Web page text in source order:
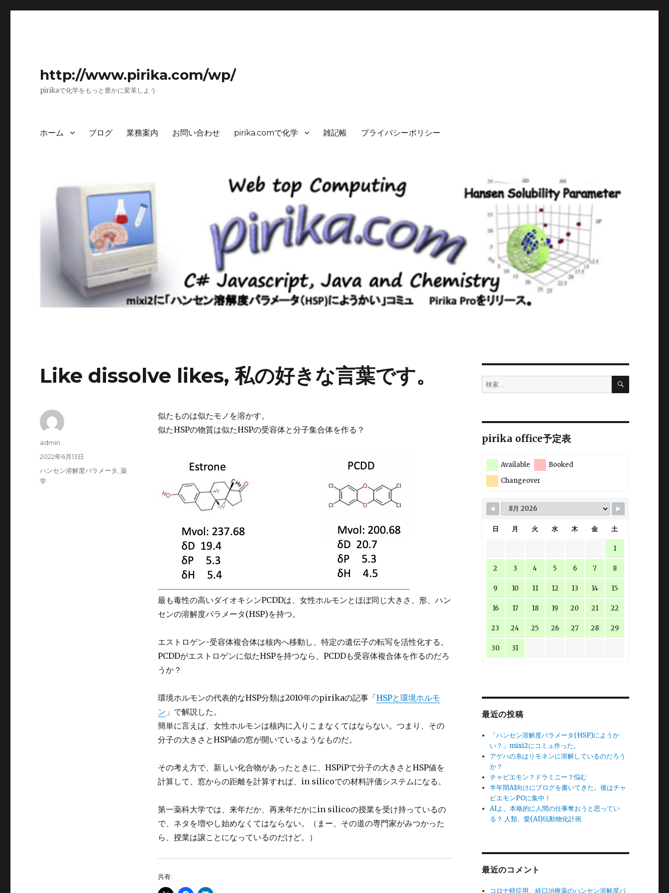
http://www.pirika.com/wp/
pirikaで化学をもっと豊かに変革しよう
ホーム ブログ 業務案内 お問い合わせ pirika.comで化学 雑記帳 プライバシーポリシー
Like dissolve likes, 私の好きな言葉です。
似たものは似たモノを溶かす。
似たHSPの物質は似たHSPの受容体と分子集合体を作る？
最も毒性の高いダイオキシンPCDDは、女性ホルモンとほぼ同じ大きさ、形、ハン
センの溶解度パラメータ(HSP)を持つ。
エストロゲン-受容体複合体は核内へ移動し、特定の遺伝子の転写を活性化する。
PCDDがエストロゲンに似たHSPを持つなら、PCDDも受容体複合体を作るのだろ
うか？
環境ホルモンの代表的なHSP分類は2010年のpirikaの記事「HSPと環境ホルモ
ン 」で解説した。
簡単に言えば、女性ホルモンは核内に入りこまなくてはならない。つまり、その
分子の大きさとHSP値の窓が開いているようなものだ。
その考え方で、新しい化合物があったときに、HSPiPで分子の大きさとHSP値を
計算して、窓からの距離を計算すれば、in silicoでの材料評価システムになる。
第一薬科大学では、来年だか、再来年だかにin silicoの授業を受け持っているの
で、ネタを増やし始めなくてはならない。（まー、その道の専門家がみつかった
ら、授業は譲ことになっているのだけど。）
共有:
投
admin
投
日:
2022年6月13日
カ
テ
ハンセン溶解度パラメータ ,薬
学
検
索:
検
pirika office予定表
Available
Booked
Changeover
日 月 火 水 木 金 土
1
2 3 4 5 6 7 8
9 10 11 12 13 14 15
16 17 18 19 20 21 22
23 24 25 26 27 28 29
30 31
最近の投稿
「ハンセン溶解度パラメータ(HSP)にようか
い？」mixi2にコミュ作った。
アゲハの糸はリモネンに溶解しているのだろう
か？
チャピエモン？ドラミニー？悩む
半年間AI向けにブログを書いてきた。後はチャ
ピエモンPOに集中！
AIよ。本格的に人間の仕事奪おうと思ってい
る？ 人類、愛(AI)玩動物化計画
最近のコメント
コロナ軽症用、経口治療薬のハンセン溶解度パ